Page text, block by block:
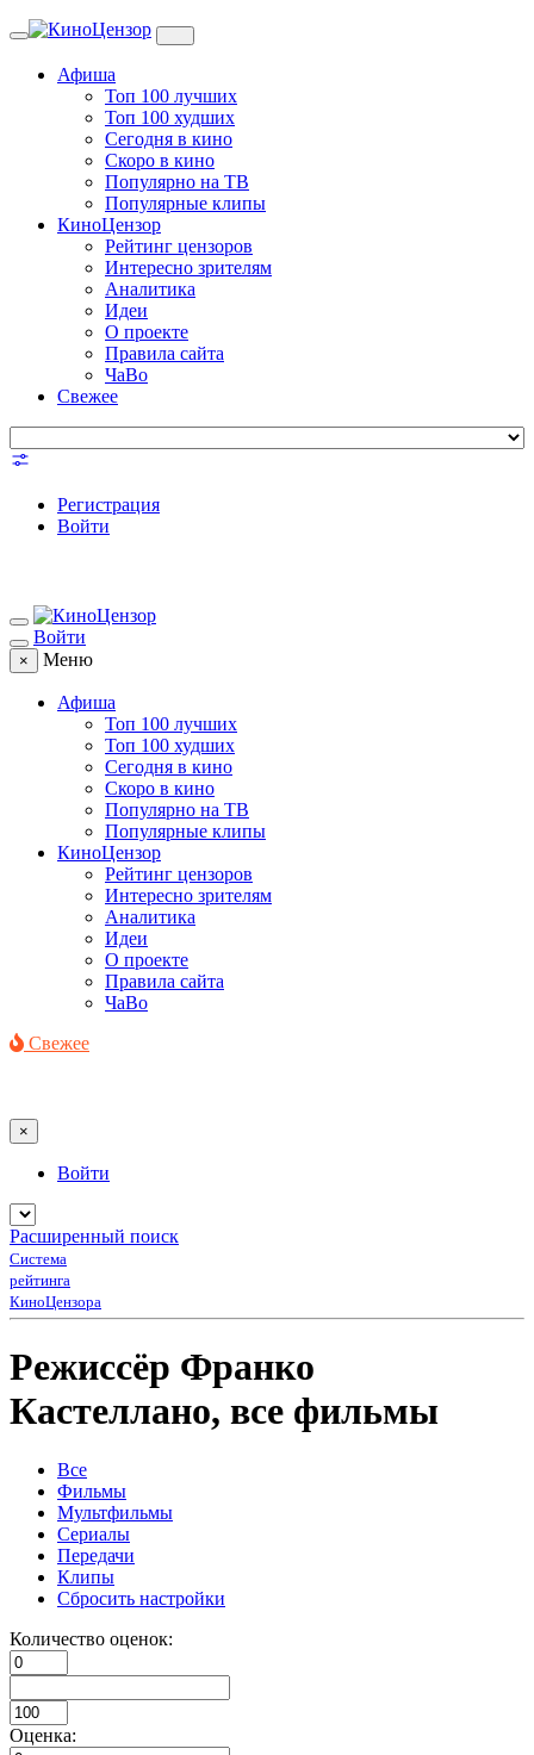
Toggle
Афиша
Топ 100 лучших
Топ 100 худших
Сегодня в кино
Скоро в кино
Популярно на ТВ
Популярные клипы
КиноЦензор
Рейтинг цензоров
Интересно зрителям
Аналитика
Идеи
О проекте
Правила сайта
ЧаВо
Свежее
Регистрация
Войти
Войти
× Меню
Афиша
Топ 100 лучших
Топ 100 худших
Сегодня в кино
Скоро в кино
Популярно на ТВ
Популярные клипы
КиноЦензор
Рейтинг цензоров
Интересно зрителям
Аналитика
Идеи
О проекте
Правила сайта
ЧаВо
Свежее
×
Войти
Расширенный поиск
Система
рейтинга
КиноЦензора
Режиссёр Франко
Кастеллано, все фильмы
Все
Фильмы
Мультфильмы
Сериалы
Передачи
Клипы
Сбросить настройки
Количество оценок:
Оценка: